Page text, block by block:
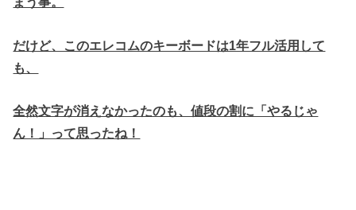
だけど、このエレコムのキーボードは1年フル活用して
も、
全然文字が消えなかったのも、値段の割に「やるじゃ
ん！」って思ったね！